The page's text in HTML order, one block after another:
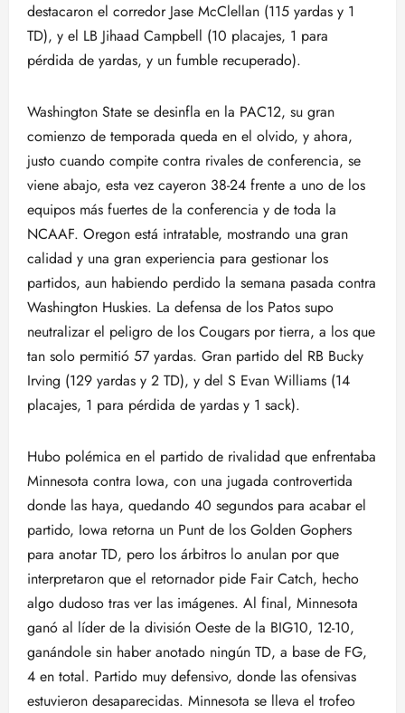
destacaron el corredor Jase McClellan (115 yardas y 1
TD), y el LB Jihaad Campbell (10 placajes, 1 para
pérdida de yardas, y un fumble recuperado).
Washington State se desinfla en la PAC12, su gran
comienzo de temporada queda en el olvido, y ahora,
justo cuando compite contra rivales de conferencia, se
viene abajo, esta vez cayeron 38-24 frente a uno de los
equipos más fuertes de la conferencia y de toda la
NCAAF. Oregon está intratable, mostrando una gran
calidad y una gran experiencia para gestionar los
partidos, aun habiendo perdido la semana pasada contra
Washington Huskies. La defensa de los Patos supo
neutralizar el peligro de los Cougars por tierra, a los que
tan solo permitió 57 yardas. Gran partido del RB Bucky
Irving (129 yardas y 2 TD), y del S Evan Williams (14
placajes, 1 para pérdida de yardas y 1 sack).
Hubo polémica en el partido de rivalidad que enfrentaba
Minnesota contra Iowa, con una jugada controvertida
donde las haya, quedando 40 segundos para acabar el
partido, Iowa retorna un Punt de los Golden Gophers
para anotar TD, pero los árbitros lo anulan por que
interpretaron que el retornador pide Fair Catch, hecho
algo dudoso tras ver las imágenes. Al final, Minnesota
ganó al líder de la división Oeste de la BIG10, 12-10,
ganándole sin haber anotado ningún TD, a base de FG,
4 en total. Partido muy defensivo, donde las ofensivas
estuvieron desaparecidas. Minnesota se lleva el trofeo